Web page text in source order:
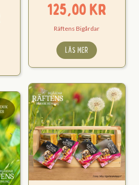
125,00kr
Räftens Bigårdar
LÄS MER